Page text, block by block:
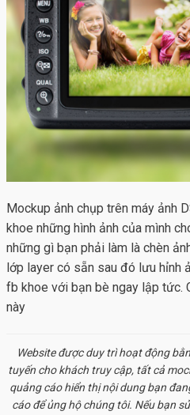
Mockup ảnh chụp trên máy ảnh
khoe những hình ảnh của mình
những gì bạn phải làm là chèn
lớp layer có sẵn sau đó lưu hỉnh
fb khoe với bạn bè ngay lập tức.
này
Website được duy trì hoạt động
tuyến cho khách truy cập, tất cả
quảng cáo hiển thị nội dung bạn
cáo để ủng hộ chúng tôi. Nếu bạn